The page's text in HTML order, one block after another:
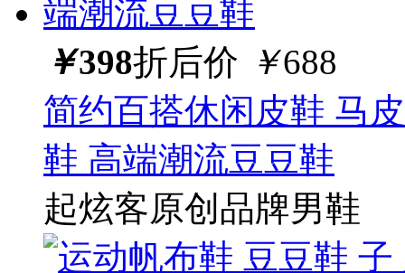
￥398折后价 ￥688
简约百搭休闲皮鞋 马
鞋 高端潮流豆豆鞋
起炫客原创品牌男鞋